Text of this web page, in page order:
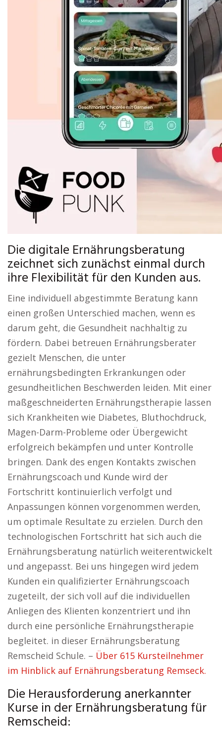
Die digitale Ernährungsberatung
zeichnet sich zunächst einmal durch
ihre Flexibilität für den Kunden aus.
Eine individuell abgestimmte Beratung kann
einen großen Unterschied machen, wenn es
darum geht, die Gesundheit nachhaltig zu
fördern. Dabei betreuen Ernährungsberater
gezielt Menschen, die unter
ernährungsbedingten Erkrankungen oder
gesundheitlichen Beschwerden leiden. Mit einer
maßgeschneiderten Ernährungstherapie lassen
sich Krankheiten wie Diabetes, Bluthochdruck,
Magen-Darm-Probleme oder Übergewicht
erfolgreich bekämpfen und unter Kontrolle
bringen. Dank des engen Kontakts zwischen
Ernährungscoach und Kunde wird der
Fortschritt kontinuierlich verfolgt und
Anpassungen können vorgenommen werden,
um optimale Resultate zu erzielen. Durch den
technologischen Fortschritt hat sich auch die
Ernährungsberatung natürlich weiterentwickelt
und angepasst. Bei uns hingegen wird jedem
Kunden ein qualifizierter Ernährungscoach
zugeteilt, der sich voll auf die individuellen
Anliegen des Klienten konzentriert und ihn
durch eine persönliche Ernährungstherapie
begleitet. in dieser Ernährungsberatung
Remscheid Schule. – Über 615 Kursteilnehmer
im Hinblick auf Ernährungsberatung Remseck.
Die Herausforderung anerkannter
Kurse in der Ernährungsberatung für
Remscheid: